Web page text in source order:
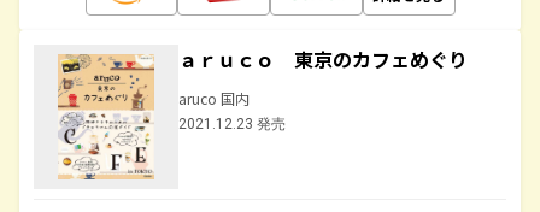
ａｒｕｃｏ 東京のカフェめぐり
aruco 国内
2021.12.23 発売